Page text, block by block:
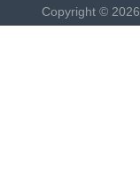
Copyright ©